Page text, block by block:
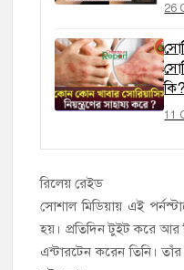
26
কি?
11
রিলেয় রেইড
সোশাল মিডিয়ায় এই
হয়। প্রতিদিন টুইট করে আর
এন্টারটেন করেন তিনি।